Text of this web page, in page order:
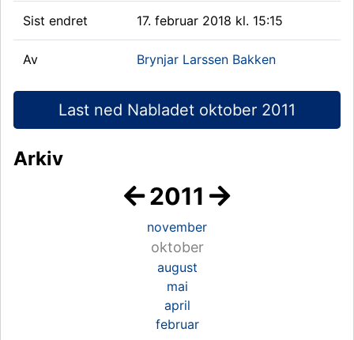
Sist endret 17. februar 2018 kl. 15:15
Av Brynjar Larssen Bakken
Last ned Nabladet oktober 2011
Arkiv
2011
november
oktober
august
mai
april
februar